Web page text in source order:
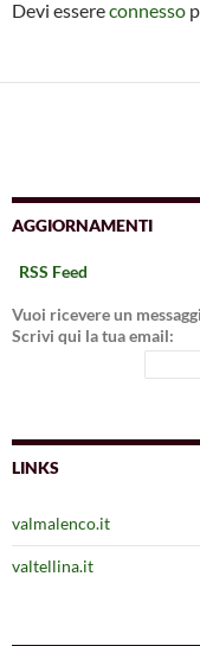
Devi essereconnesso
AGGIORNAMENTI
RSS Feed
Vuoi ricevere un
Scrivi qui la tua email:
LINKS
valmalenco.it
valtellina.it